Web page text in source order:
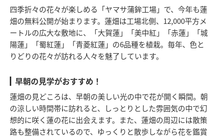
四季折々の花々が楽しめる「ヤマサ蒲鉾工場」で、今年も蓮
畑の無料公開が始まります。蓮畑は工場北側、12,000平方メ
ートルの広大な敷地に、「大賀蓮」「美中紅」「赤蓮」「城
陽蓮」「蜀紅蓮」「青菱紅蓮」の6品種を植栽。毎年、色と
りどりの花々が訪れる人々を魅了しています。
早朝の見学がおすすめ！
蓮畑の見どころは、早朝の美しい光の中で花が開く瞬間。朝
の涼しい時間帯に訪れると、しっとりとした雰囲気の中で幻
想的に咲く蓮の花に出会えます。また、蓮畑の周辺には散策
路も整備されているので、ゆっくりと散歩しながら花を鑑賞